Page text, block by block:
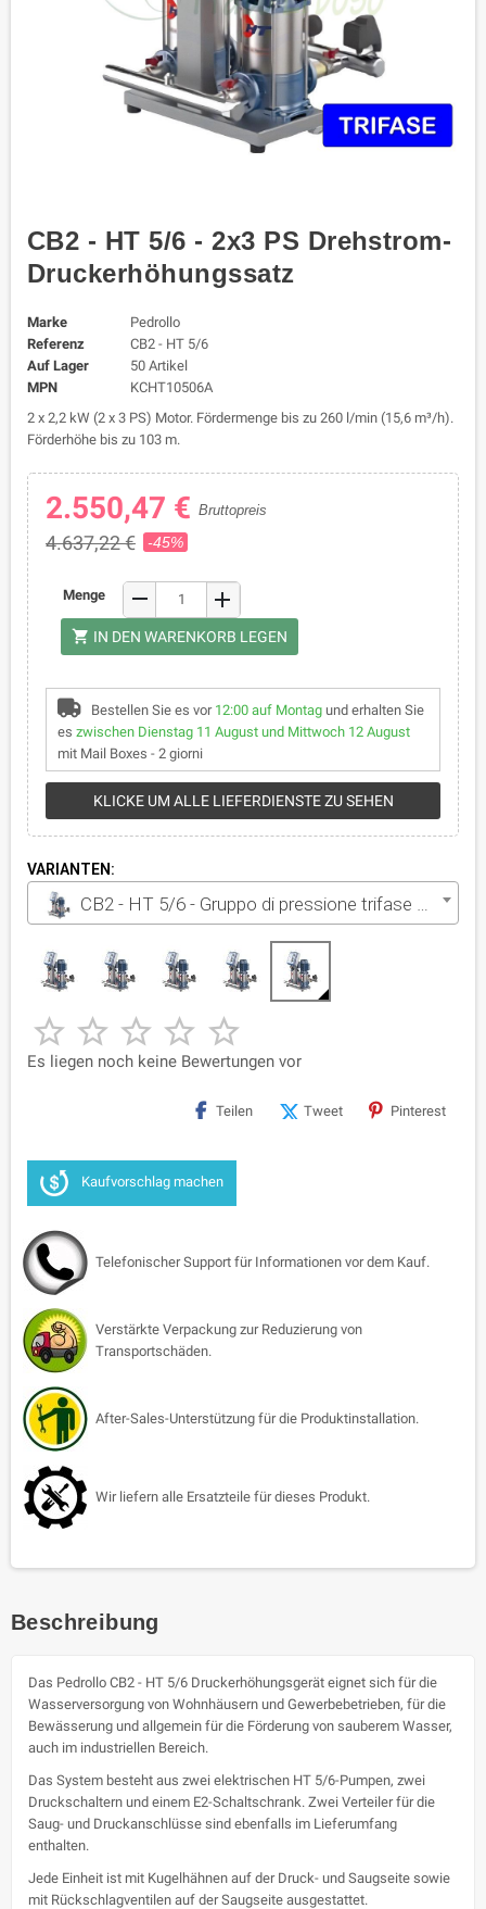
CB2 - HT 5/6 - 2x3 PS Drehstrom-
Druckerhöhungssatz
Marke
Pedrollo
Referenz
CB2 - HT 5/6
Auf Lager
50 Artikel
MPN
KCHT10506A
2 x 2,2 kW (2 x 3 PS) Motor. Fördermenge bis zu 260 l/min (15,6 m³/h).
Förderhöhe bis zu 103 m.
2.550,47 € Bruttopreis
4.637,22 € -45%
Menge remove add
shopping_cart IN DEN WARENKORB LEGEN
Bestellen Sie es vor 12:00 auf Montag und erhalten Sie
es zwischen Dienstag 11 August und Mittwoch 12 August
mit Mail Boxes - 2 giorni
KLICKE UM ALLE LIEFERDIENSTE ZU SEHEN
VARIANTEN:
CB2 - HT 5/6 - Gruppo di pressione trifase da 2x3 HP
    
Es liegen noch keine Bewertungen vor
Teilen Tweet Pinterest
Kaufvorschlag machen
Telefonischer Support für Informationen vor dem Kauf.
Verstärkte Verpackung zur Reduzierung von
Transportschäden.
After-Sales-Unterstützung für die Produktinstallation.
Wir liefern alle Ersatzteile für dieses Produkt.
Beschreibung
Das Pedrollo CB2 - HT 5/6 Druckerhöhungsgerät eignet sich für die
Wasserversorgung von Wohnhäusern und Gewerbebetrieben, für die
Bewässerung und allgemein für die Förderung von sauberem Wasser,
auch im industriellen Bereich.
Das System besteht aus zwei elektrischen HT 5/6-Pumpen, zwei
Druckschaltern und einem E2-Schaltschrank. Zwei Verteiler für die
Saug- und Druckanschlüsse sind ebenfalls im Lieferumfang
enthalten.
Jede Einheit ist mit Kugelhähnen auf der Druck- und Saugseite sowie
mit Rückschlagventilen auf der Saugseite ausgestattet.